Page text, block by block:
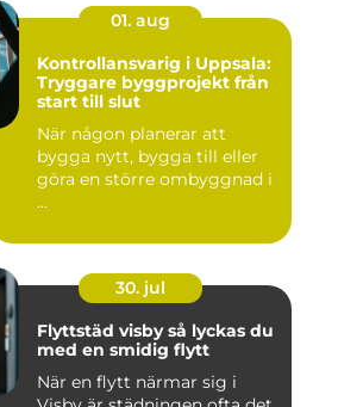
01. aug
Kontrollansvarig i Uppsala:
Tryggare byggprojekt från
start till slut
När någon planerar att
bygga nytt, bygga till eller
göra en större ombyggnad i
...
30. jul
Flyttstäd visby så lyckas du
med en smidig flytt
När en flytt närmar sig i